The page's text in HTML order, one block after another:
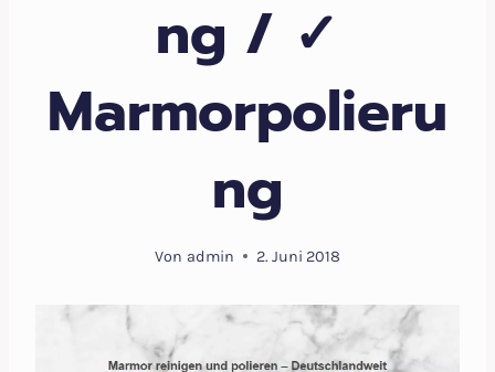
ng / ✓
Marmorpolieru
ng
Von admin 2. Juni 2018